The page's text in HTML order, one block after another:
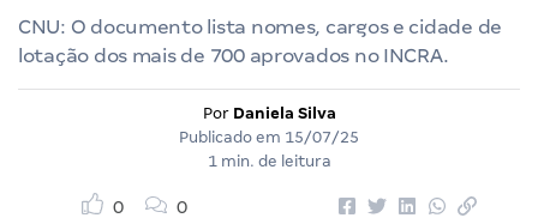
CNU: O documento lista nomes, cargos e cidade de
lotação dos mais de 700 aprovados no INCRA.
Por Daniela Silva
Publicado em 15/07/25
1 min. de leitura
0 0